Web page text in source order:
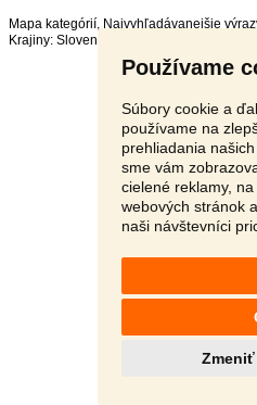
Používame
Súbory cookie a
používame na
prehliadania
sme vám
cielené reklamy,
webových stránok
naši návštevníci
Mapa kategórií, Najvyhľadávanejšie
Krajiny: Slovensko